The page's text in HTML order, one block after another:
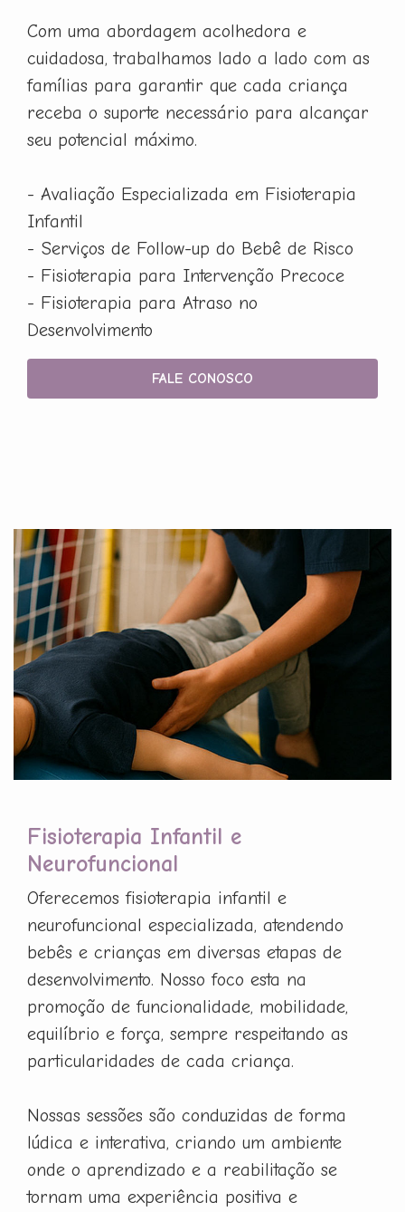
Com uma abordagem acolhedora e
cuidadosa, trabalhamos lado a lado com as
famílias para garantir que cada criança
receba o suporte necessário para alcançar
seu potencial máximo.
- Avaliação Especializada em Fisioterapia
Infantil
- Serviços de Follow-up do Bebê de Risco
- Fisioterapia para Intervenção Precoce
- Fisioterapia para Atraso no
Desenvolvimento
FALE CONOSCO
Fisioterapia Infantil e
Neurofuncional
Oferecemos fisioterapia infantil e
neurofuncional especializada, atendendo
bebês e crianças em diversas etapas de
desenvolvimento. Nosso foco esta na
promoção de funcionalidade, mobilidade,
equilíbrio e força, sempre respeitando as
particularidades de cada criança.
Nossas sessões são conduzidas de forma
lúdica e interativa, criando um ambiente
onde o aprendizado e a reabilitação se
tornam uma experiência positiva e